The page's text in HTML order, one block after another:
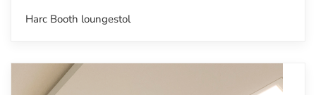
Harc Booth loungestol